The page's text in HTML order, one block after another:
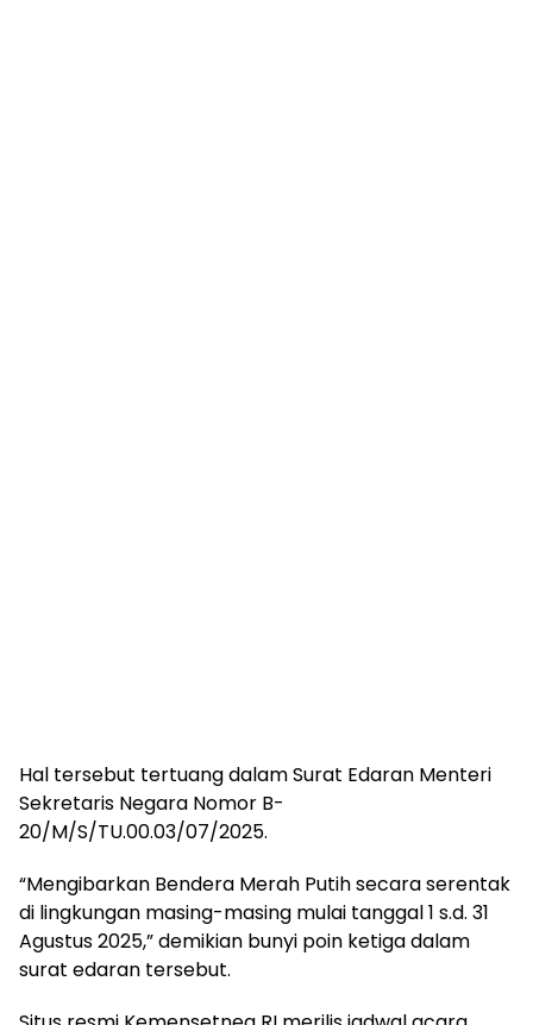
Hal tersebut tertuang dalam Surat Edaran Menteri
Sekretaris Negara Nomor B-
20/M/S/TU.00.03/07/2025.
“Mengibarkan Bendera Merah Putih secara serentak
di lingkungan masing-masing mulai tanggal 1 s.d. 31
Agustus 2025,” demikian bunyi poin ketiga dalam
surat edaran tersebut.